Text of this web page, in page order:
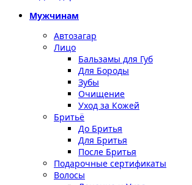
Мужчинам
Автозагар
Лицо
Бальзамы для Губ
Для Бороды
Зубы
Очищение
Уход за Кожей
Бритьё
До Бритья
Для Бритья
После Бритья
Подарочные сертификаты
Волосы